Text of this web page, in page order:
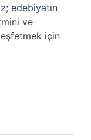
edebiyatın
ve
için